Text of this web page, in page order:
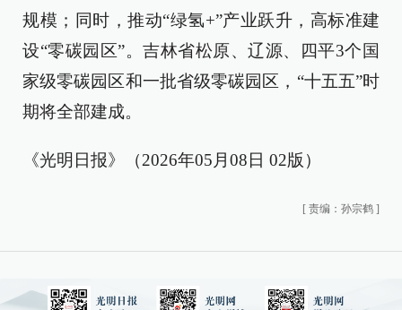
规模；同时，推动“绿氢+”产业跃升，高标准建
设“零碳园区”。吉林省松原、辽源、四平3个国
家级零碳园区和一批省级零碳园区，“十五五”时
期将全部建成。
《光明日报》（2026年05月08日 02版）
[ 责编：孙宗鹤 ]